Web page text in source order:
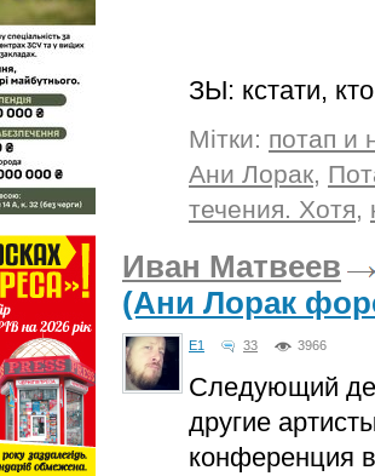
ЗЫ: кстати,
Мітки: потап и
Ани Лорак,
течения. Хотя,
Иван Матвеев
(Ани Лорак
E1 33 3966
Следующий
другие
конференция